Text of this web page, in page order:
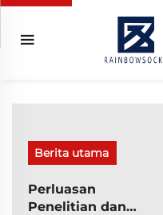
Berita utama
Perluasan
Penelitian dan